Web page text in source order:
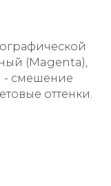
(Мagenta),
- смешение
оттенки.